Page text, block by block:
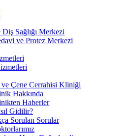
Diş Sağlığı Merkezi
ve Protez Merkezi
ve Çene Cerrahisi Kliniği
Hakkında
Haberler
Gidilir?
Sorulan Sorular